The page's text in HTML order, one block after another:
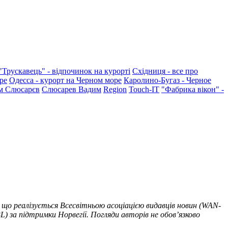
- відпочинок на курорті Східниця - все про
Одесса - курорт на Черном море Каролино-Бугаз - Черное
Слюсарєв Слюсарев Вадим Region Touch-IT "Фабрика вікон" -
Всесвітньою асоціацією видавців новин (WAN-
підтримки Норвегії. Погляди авторів не обов’язково